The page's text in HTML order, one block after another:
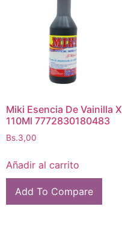
Miki Esencia De Vainilla X
110Ml 7772830180483
Bs.3,00
Añadir al carrito
Add To Compare